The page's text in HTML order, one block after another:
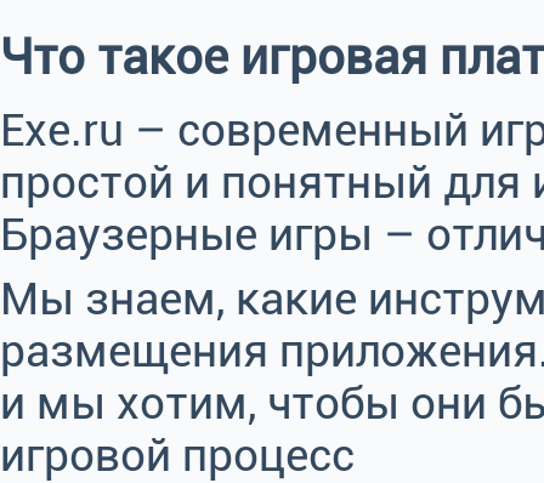
Что такое игровая
Exe.ru – современный
простой и понятный для
Браузерные игры –
Мы знаем, какие
размещения
и мы хотим, чтобы они
игровой процесс